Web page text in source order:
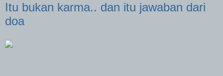
Itu bukan karma.. dan itu jawaban dari
doa